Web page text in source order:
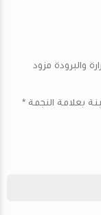
والبرودة مزود
بعلامة النجمة *